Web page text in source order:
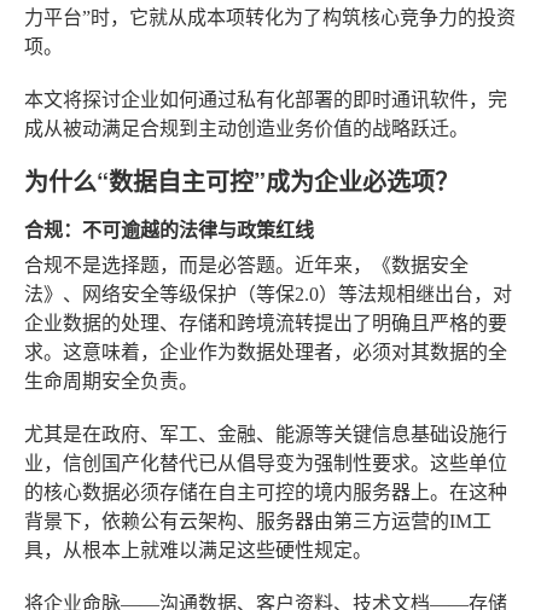
力平台”时，它就从成本项转化为了构筑核心竞争力的投资
项。
本文将探讨企业如何通过私有化部署的即时通讯软件，完
成从被动满足合规到主动创造业务价值的战略跃迁。
为什么“数据自主可控”成为企业必选项？
合规：不可逾越的法律与政策红线
合规不是选择题，而是必答题。近年来，《数据安全
法》、网络安全等级保护（等保2.0）等法规相继出台，对
企业数据的处理、存储和跨境流转提出了明确且严格的要
求。这意味着，企业作为数据处理者，必须对其数据的全
生命周期安全负责。
尤其是在政府、军工、金融、能源等关键信息基础设施行
业，信创国产化替代已从倡导变为强制性要求。这些单位
的核心数据必须存储在自主可控的境内服务器上。在这种
背景下，依赖公有云架构、服务器由第三方运营的IM工
具，从根本上就难以满足这些硬性规定。
将企业命脉——沟通数据、客户资料、技术文档——存储